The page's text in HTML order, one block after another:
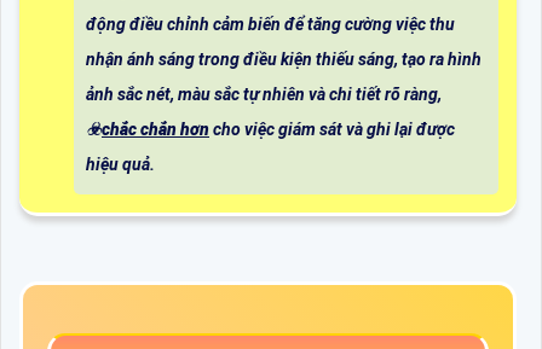
động điều chỉnh cảm biến để tăng cường việc thu
nhận ánh sáng trong điều kiện thiếu sáng, tạo ra hình
ảnh sắc nét, màu sắc tự nhiên và chi tiết rõ ràng,
☣️chắc chắn hơn cho việc giám sát và ghi lại được
hiệu quả.